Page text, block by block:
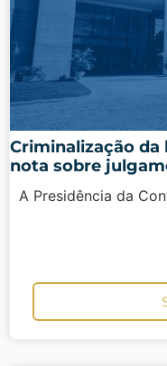
Criminalização
nota sobre
A Presidência da